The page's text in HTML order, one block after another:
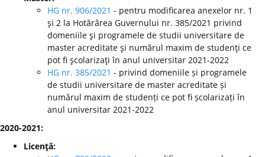
HG nr. 906/2021 - pentru modificarea anexelor nr. 1
şi 2 la Hotărârea Guvernului nr. 385/2021 privind
domeniile şi programele de studii universitare de
master acreditate şi numărul maxim de studenţi ce
pot fi şcolarizaţi în anul universitar 2021-2022
HG nr. 385/2021 - privind domeniile și programele
de studii universitare de master acreditate și
numărul maxim de studenți ce pot fi școlarizați în
anul universitar 2021-2022
2020-2021:
Licenţă: